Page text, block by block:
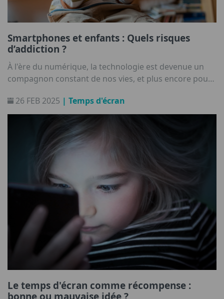
Smartphones et enfants : Quels risques
d’addiction ?
À l'ère du numérique, la technologie est devenue un
compagnon constant de nos vies, et plus encore pour
grandissent entourés d'écrans, qu'il s'agisse de
smartphones, de tablettes, d'ordinateurs portables ou
de téléviseurs.
26 FEB 2025 | Temps d'écran
Le temps d'écran comme récompense :